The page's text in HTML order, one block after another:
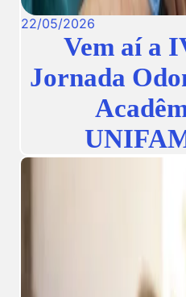
22/05/2026
Vem aí a
Jornada